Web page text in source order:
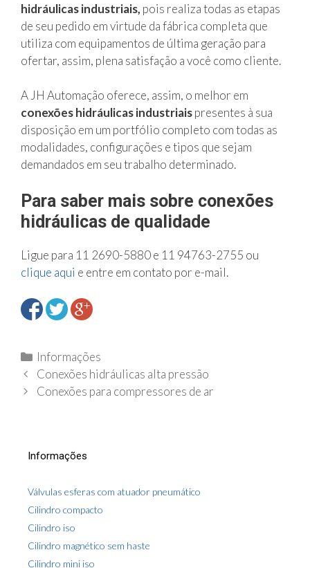
hidráulicas industriais, pois realiza todas as etapas
de seu pedido em virtude da fábrica completa que
utiliza com equipamentos de última geração para
ofertar, assim, plena satisfação a você como cliente.
A JH Automação oferece, assim, o melhor em
conexões hidráulicas industriaispresentes à sua
disposição em um portfólio completo com todas as
modalidades, configurações e tipos que sejam
demandados em seu trabalho determinado.
Para saber mais sobre conexões
hidráulicas de qualidade
Ligue para 11 2690-5880 e 11 94763-2755 ou
clique aqui e entre em contato por e-mail.
C
a
t
r
a
s
Informações
N
a
Conexões hidráulicas alta pressão
Conexões para compressores de ar
Informações
Válvulas esferas com atuador pneumático
Cilindro compacto
Cilindro iso
Cilindro magnético sem haste
Cilindro mini iso